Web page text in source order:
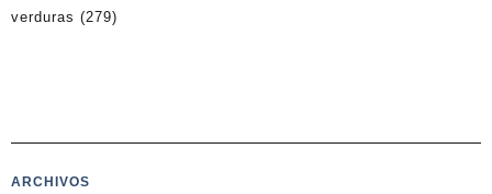
verduras (279)
ARCHIVOS